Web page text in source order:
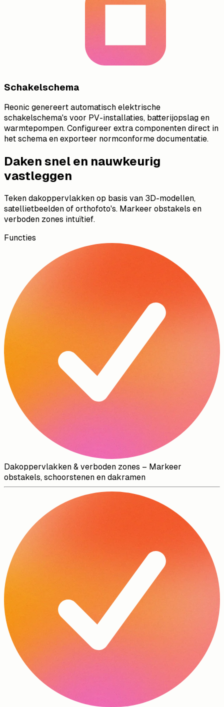
Schakelschema
Reonic genereert automatisch elektrische
schakelschema's voor PV-installaties, batterijopslag en
warmtepompen. Configureer extra componenten direct in
het schema en exporteer normconforme documentatie.
Daken snel en nauwkeurig
vastleggen
Teken dakoppervlakken op basis van 3D-modellen,
satellietbeelden of orthofoto's. Markeer obstakels en
verboden zones intuïtief.
Functies
Dakoppervlakken & verboden zones – Markeer
obstakels, schoorstenen en dakramen